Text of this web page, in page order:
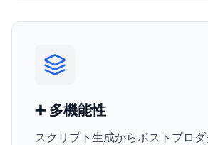
➕ 多機能性
スクリプト生成からポストプロダ